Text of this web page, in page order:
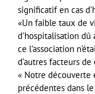
significatif en cas
«Un faible taux de
d’hospitalisation
ce l’association
d’autres facteurs
« Notre découverte
précédentes dans